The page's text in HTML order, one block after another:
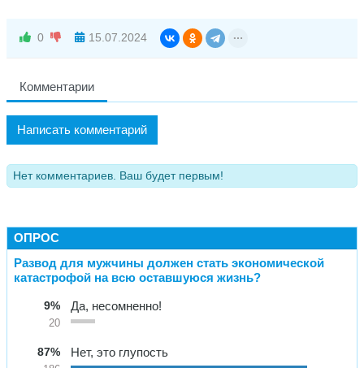
0 15.07.2024
Комментарии
Написать комментарий
Нет комментариев. Ваш будет первым!
ОПРОС
Развод для мужчины должен стать экономической
катастрофой на всю оставшуюся жизнь?
9%
20
Да, несомненно!
87% Нет, это глупость